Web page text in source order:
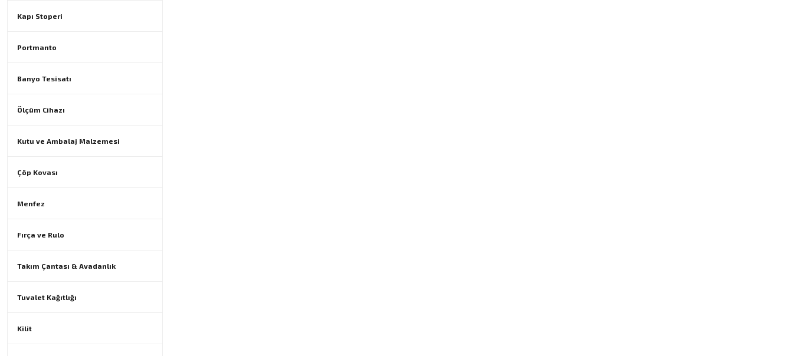
Kapı Stoperi
Portmanto
Banyo Tesisatı
Ölçüm Cihazı
Kutu ve Ambalaj Malzemesi
Çöp Kovası
Menfez
Fırça ve Rulo
Takım Çantası & Avadanlık
Tuvalet Kağıtlığı
Kilit